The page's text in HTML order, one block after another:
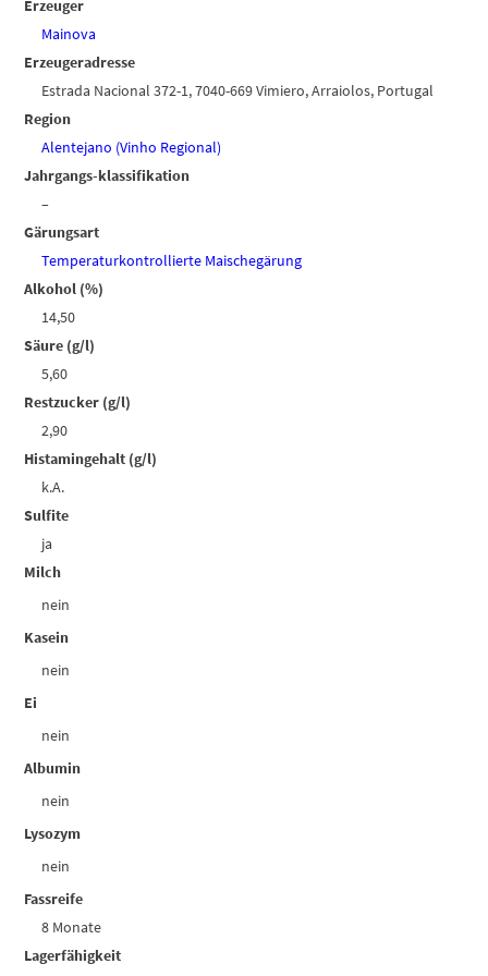
Erzeuger
Mainova
Erzeugeradresse
Estrada Nacional 372-1, 7040-669 Vimiero, Arraiolos, Portugal
Region
Alentejano (Vinho Regional)
Jahrgangs-klassifikation
–
Gärungsart
Temperaturkontrollierte Maischegärung
Alkohol (%)
14,50
Säure (g/l)
5,60
Restzucker (g/l)
2,90
Histamingehalt (g/l)
k.A.
Sulfite
ja
Milch
nein
Kasein
nein
Ei
nein
Albumin
nein
Lysozym
nein
Fassreife
8 Monate
Lagerfähigkeit